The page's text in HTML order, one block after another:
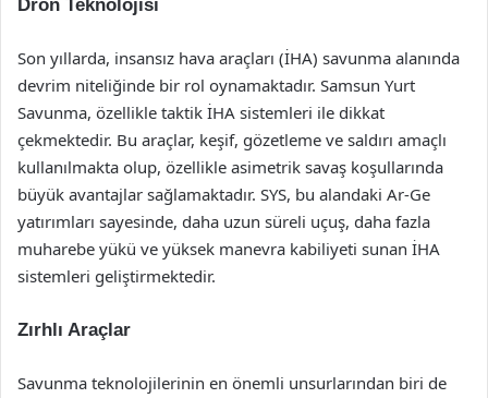
Dron Teknolojisi
Son yıllarda, insansız hava araçları (İHA) savunma alanında
devrim niteliğinde bir rol oynamaktadır. Samsun Yurt
Savunma, özellikle taktik İHA sistemleri ile dikkat
çekmektedir. Bu araçlar, keşif, gözetleme ve saldırı amaçlı
kullanılmakta olup, özellikle asimetrik savaş koşullarında
büyük avantajlar sağlamaktadır. SYS, bu alandaki Ar-Ge
yatırımları sayesinde, daha uzun süreli uçuş, daha fazla
muharebe yükü ve yüksek manevra kabiliyeti sunan İHA
sistemleri geliştirmektedir.
Zırhlı Araçlar
Savunma teknolojilerinin en önemli unsurlarından biri de